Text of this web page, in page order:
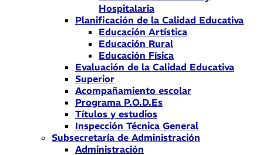
Hospitalaria
Planificación de la Calidad Educativa
Educación Artística
Educación Rural
Educación Física
Evaluación de la Calidad Educativa
Superior
Acompañamiento escolar
Programa P.O.D.Es
Títulos y estudios
Inspección Técnica General
Subsecretaría de Administración
Administración